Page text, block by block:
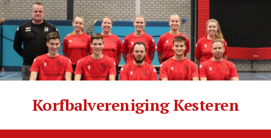
Korfbalvereniging Kesteren